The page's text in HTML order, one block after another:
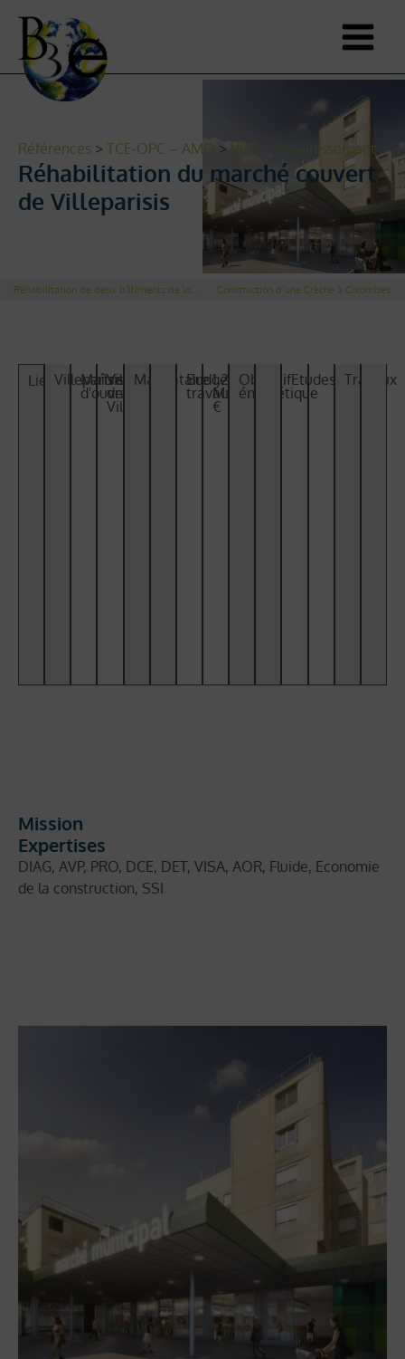
Références > TCE-OPC – AMO > VRD – Assainissement
Réhabilitation du marché couvert
de Villeparisis
Réhabilitation de deux bâtiments de logements à Les-Clayes-sous-bois Construction d’une Crèche à Colombes
LieuVilleparisis
Maître
d'ouvrage​
Ville
de
Villeparisis
Mandataire
Budget
travaux
1,2
M.
€
Objectif
énergétique
Etudes Travaux
Mission
Expertises
DIAG, AVP, PRO, DCE, DET, VISA, AOR, Fluide, Economie
de la construction, SSI